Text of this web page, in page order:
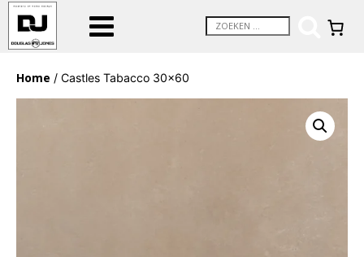
Home / Castles Tabacco 30×60